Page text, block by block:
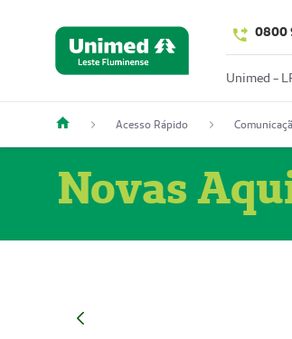
0800
Unimed -
Acesso Rápido
Novas